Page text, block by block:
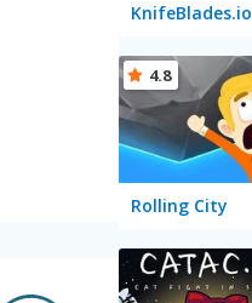
KnifeBlades.io
Rolling City
4.8